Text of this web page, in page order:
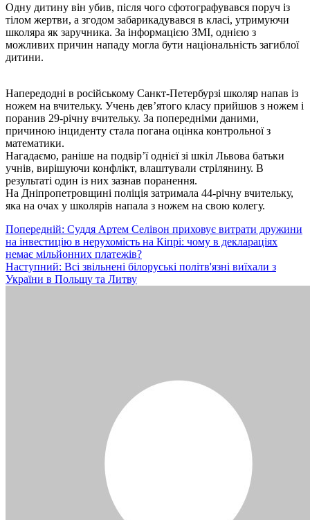
Одну дитину він убив, після чого сфотографувався поруч із
тілом жертви, а згодом забарикадувався в класі, утримуючи
школяра як заручника. За інформацією ЗМІ, однією з
можливих причин нападу могла бути національність загиблої
дитини.
Напередодні в російському Санкт-Петербурзі школяр напав із
ножем на вчительку. Учень дев’ятого класу прийшов з ножем і
поранив 29-річну вчительку. За попередніми даними,
причиною інциденту стала погана оцінка контрольної з
математики.
Нагадаємо, раніше на подвір’ї однієї зі шкіл Львова батьки
учнів, вирішуючи конфлікт, влаштували стрілянину. В
результаті один із них зазнав поранення.
На Дніпропетровщині поліція затримала 44-річну вчительку,
яка на очах у школярів напала з ножем на свою колегу.
Навігація
записів
Попередній: Суддя Артем Селівон приховує витрати дружини
на інвестицію в нерухомість на Кіпрі: чому в деклараціях
немає мільйонних платежів?
Наступний: Всі звільнені білоруські політв'язні виїхали з
України в Польщу та Литву